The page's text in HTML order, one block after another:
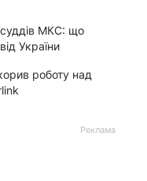
МКС: що
України
роботу над
Реклама